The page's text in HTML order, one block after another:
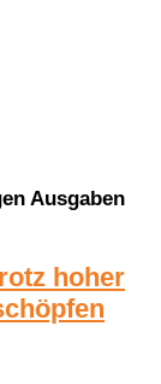
Ausgaben
hoher